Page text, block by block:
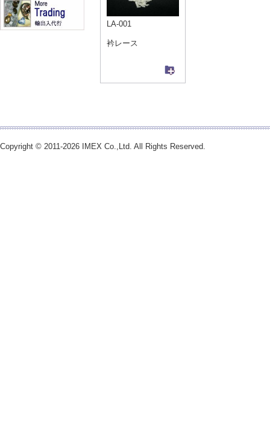
LA-001
衿レース
Copyright © 2011-2026 IMEX Co.,Ltd. All Rights Reserved.